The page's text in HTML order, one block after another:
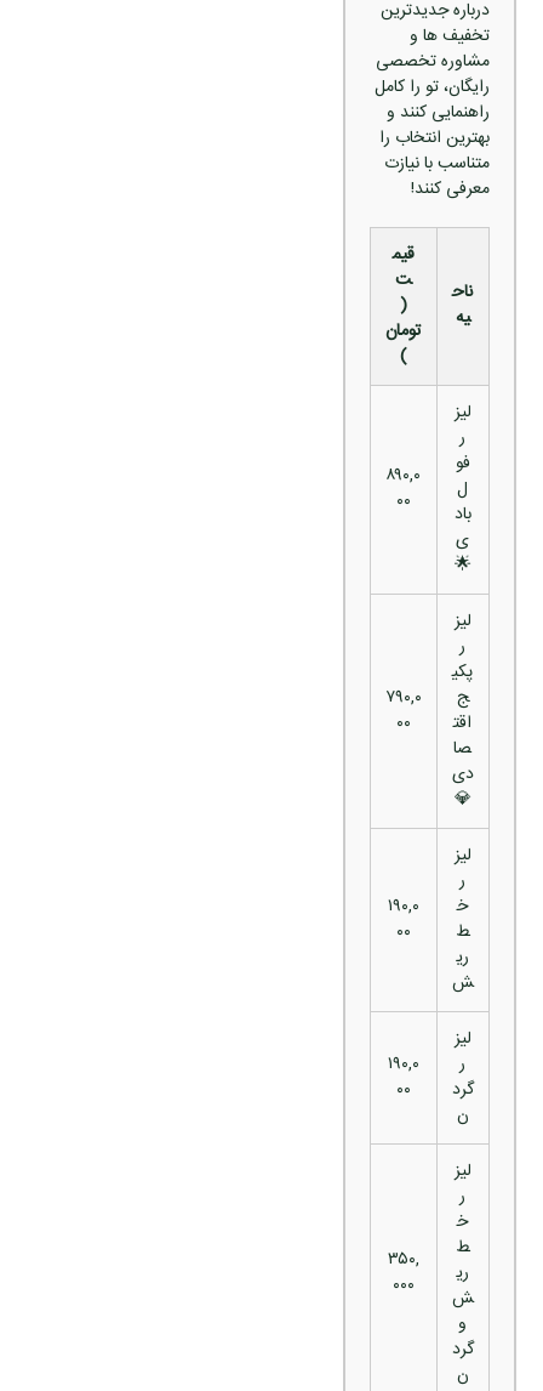
درباره جدیدترین
تخفیف‌ ها و
مشاوره تخصصی
رایگان، تو را کامل
راهنمایی کنند و
بهترین انتخاب را
متناسب با نیازت
معرفی کنند!
ناح
یه
قیم
ت
(
تومان
)
لیز
ر
فو
ل
باد
ی
🌟
۸۹۰,۰
۰۰
لیز
ر
پکی
ج
اقت
صا
دی
💎
۷۹۰,۰
۰۰
لیز
ر
خ
ط
ری
ش
۱۹۰,۰
۰۰
لیز
ر
گرد
ن
۱۹۰,۰
۰۰
لیز
ر
خ
ط
ری
ش
و
گرد
ن
۳۵۰,
۰۰۰